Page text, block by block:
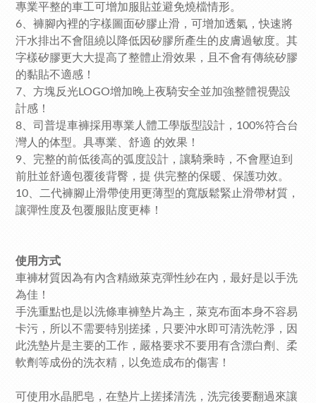
專業平整的車工可增加服貼並避免燒檔情形。
6、褲腳內裡的字樣圖面矽膠止滑，可增加透氣，快速將
汗水排出不會阻繞以降低因矽膠所產生的皮膚過敏度。其
字樣矽膠更大大提高了整體止滑效果，且不會有傳統矽膠
的黏貼不適感！
7、方塊反光LOGO增加晚上夜騎安全並加強整體視覺設
計感！
8、司普堤車褲採用專業人體工學版型設計，100%符合台
灣人的体型。具專業、舒適 的效果！
9、完整的前低後高的弧度設計，讓騎乘時，不會壓迫到
前肚並舒適包覆後背臀，提 供完整的保暖、保護功效。
10、二代褲腳止滑帶使用更薄型的寬版鬆緊止滑帶材質，
讓彈性度及包覆服貼度更棒！
使用方式
車褲材質因為有內含精緻萊克彈性紗在內，最好是以手洗
為佳！
手洗重點也是以洗條車褲墊片為主，萊克布面本身不容易
卡污，所以不需要特別搓揉，只要沖水即可清洗乾淨，因
此洗墊片是主要的工作，嚴格要求不要用有含漂白劑、柔
軟劑等成份的洗衣精，以免造成布的傷害！
可使用水晶肥皂，在墊片上搓揉清洗，洗完後要翻過來讓